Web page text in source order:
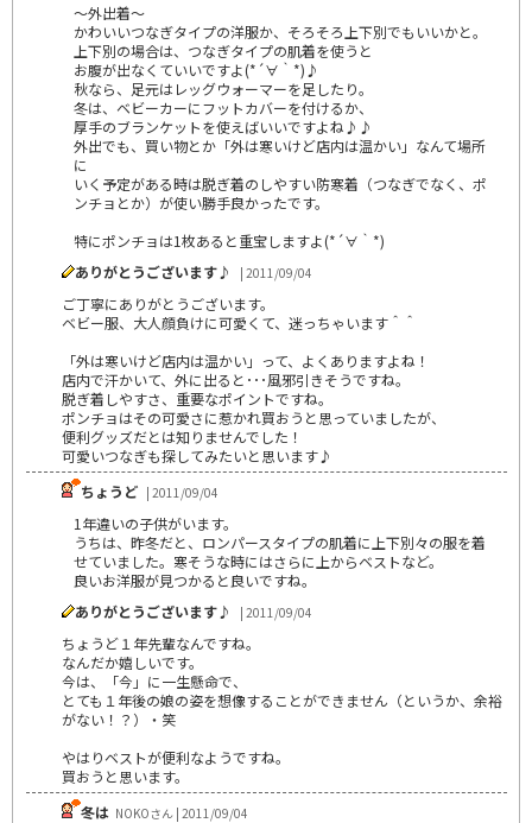
～外出着～
かわいいつなぎタイプの洋服か、そろそろ上下別でもいいかと。
上下別の場合は、つなぎタイプの肌着を使うと
お腹が出なくていいですよ(*´∀｀*)♪
秋なら、足元はレッグウォーマーを足したり。
冬は、ベビーカーにフットカバーを付けるか、
厚手のブランケットを使えばいいですよね♪♪
外出でも、買い物とか「外は寒いけど店内は温かい」なんて場所
に
いく予定がある時は脱ぎ着のしやすい防寒着（つなぎでなく、ポ
ンチョとか）が使い勝手良かったです。
特にポンチョは1枚あると重宝しますよ(*´∀｀*)
ありがとうございます♪
| 2011/09/04
ご丁寧にありがとうございます。
ベビー服、大人顔負けに可愛くて、迷っちゃいます＾＾
「外は寒いけど店内は温かい」って、よくありますよね！
店内で汗かいて、外に出ると･･･風邪引きそうですね。
脱ぎ着しやすさ、重要なポイントですね。
ポンチョはその可愛さに惹かれ買おうと思っていましたが、
便利グッズだとは知りませんでした！
可愛いつなぎも探してみたいと思います♪
ちょうど | 2011/09/04
1年違いの子供がいます。
うちは、昨冬だと、ロンパースタイプの肌着に上下別々の服を着
せていました。寒そうな時にはさらに上からベストなど。
良いお洋服が見つかると良いですね。
ありがとうございます♪
| 2011/09/04
ちょうど１年先輩なんですね。
なんだか嬉しいです。
今は、「今」に一生懸命で、
とても１年後の娘の姿を想像することができません（というか、余裕
がない！？）・笑
やはりベストが便利なようですね。
買おうと思います。
冬は NOKOさん | 2011/09/04